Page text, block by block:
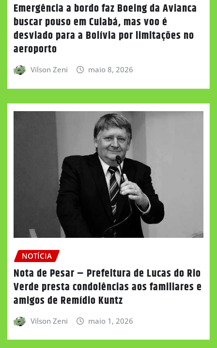
Emergência a bordo faz Boeing da Avianca
buscar pouso em Cuiabá, mas voo é
desviado para a Bolívia por limitações no
aeroporto
Vilson Zeni maio 8, 2026
NOTÍCIA
Nota de Pesar – Prefeitura de Lucas do Rio
Verde presta condolências aos familiares e
amigos de Remídio Kuntz
Vilson Zeni maio 1, 2026